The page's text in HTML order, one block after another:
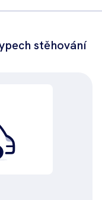
stěhování